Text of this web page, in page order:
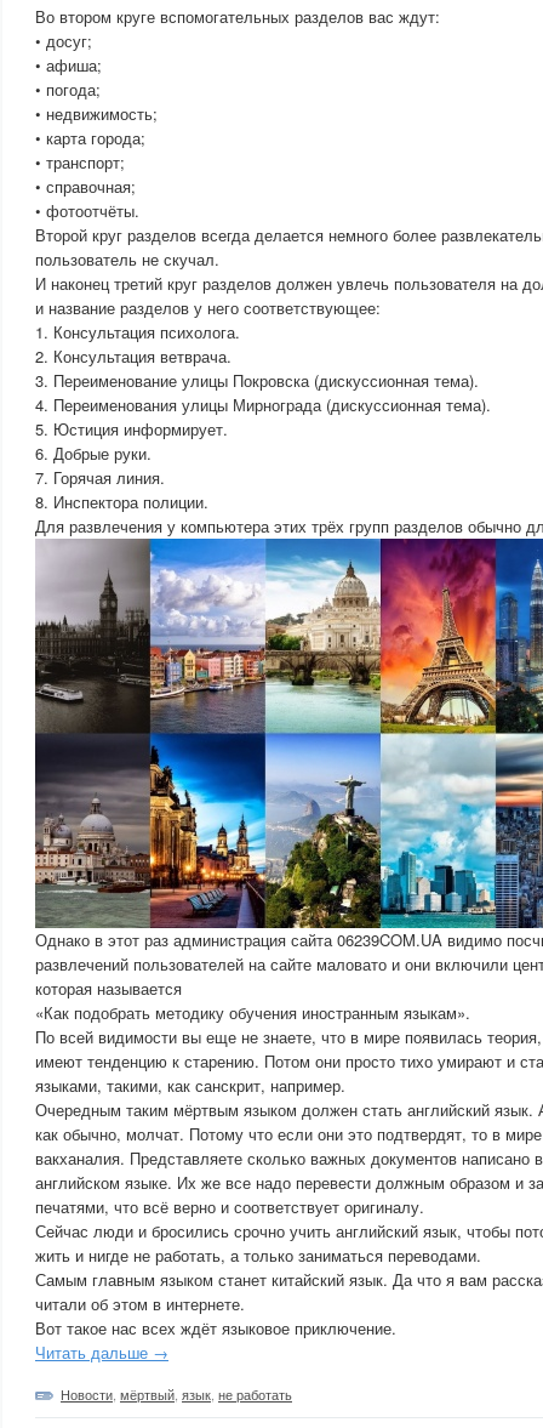
Во втором круге вспомогательных разделов вас ждут:
• досуг;
• афиша;
• погода;
• недвижимость;
• карта города;
• транспорт;
• справочная;
• фотоотчёты.
Второй круг разделов всегда делается немного более
пользователь не скучал.
И наконец третий круг разделов должен увлечь пользователя на
и название разделов у него соответствующее:
1. Консультация психолога.
2. Консультация ветврача.
3. Переименование улицы Покровска (дискуссионная тема).
4. Переименования улицы Мирнограда (дискуссионная тема).
5. Юстиция информирует.
6. Добрые руки.
7. Горячая линия.
8. Инспектора полиции.
Для развлечения у компьютера этих трёх групп разделов обычно
Однако в этот раз администрация сайта 06239COM.UA видимо
развлечений пользователей на сайте маловато и они включили
которая называется
«Как подобрать методику обучения иностранным языкам».
По всей видимости вы еще не знаете, что в мире появилась
имеют тенденцию к старению. Потом они просто тихо умирают и
языками, такими, как санскрит, например.
Очередным таким мёртвым языком должен стать английский язык.
как обычно, молчат. Потому что если они это подтвердят, то в
вакханалия. Представляете сколько важных документов написано
английском языке. Их же все надо перевести должным образом и
печатями, что всё верно и соответствует оригиналу.
Сейчас люди и бросились срочно учить английский язык, чтобы
жить и нигде не работать, а только заниматься переводами.
Самым главным языком станет китайский язык. Да что я вам
читали об этом в интернете.
Вот такое нас всех ждёт языковое приключение.
Читать дальше →
Новости мёртвый язык не работать